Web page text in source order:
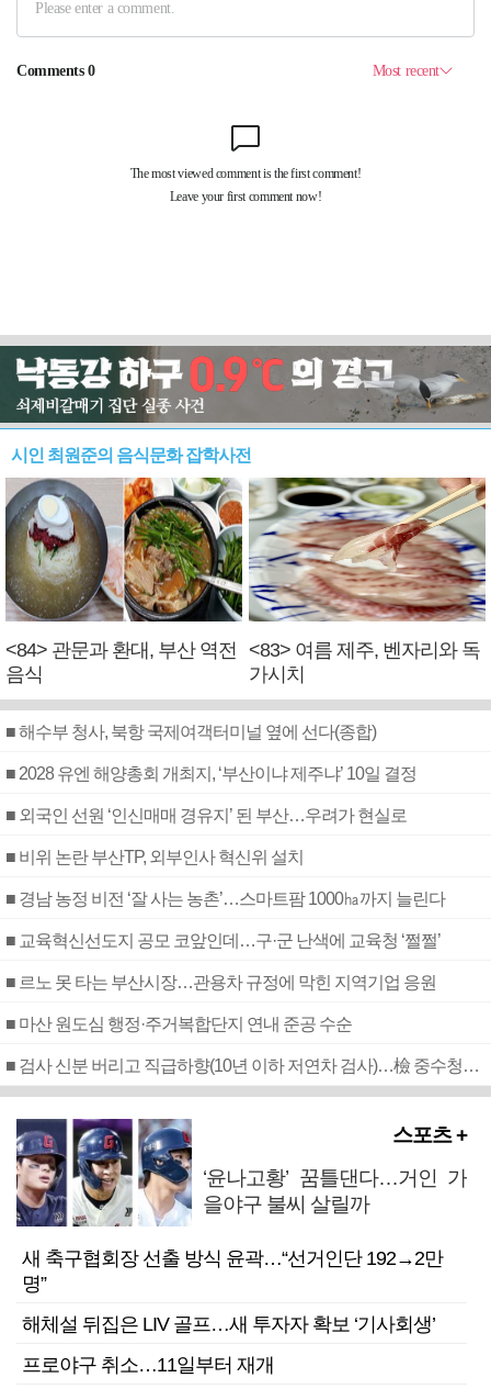
시인 최원준의 음식문화 잡학사전
<84> 관문과 환대, 부산 역전
음식
<83> 여름 제주, 벤자리와 독
가시치
■ 해수부 청사, 북항 국제여객터미널 옆에 선다(종합)
■ 2028 유엔 해양총회 개최지, ‘부산이냐 제주냐’ 10일 결정
■ 외국인 선원 ‘인신매매 경유지’ 된 부산…우려가 현실로
■ 비위 논란 부산TP, 외부인사 혁신위 설치
■ 경남 농정 비전 ‘잘 사는 농촌’…스마트팜 1000㏊까지 늘린다
■ 교육혁신선도지 공모 코앞인데…구·군 난색에 교육청 ‘쩔쩔’
■ 르노 못 타는 부산시장…관용차 규정에 막힌 지역기업 응원
■ 마산 원도심 행정·주거복합단지 연내 준공 수순
■ 검사 신분 버리고 직급하향(10년 이하 저연차 검사)…檢 중수청행 기피
스포츠 +
‘윤나고황’ 꿈틀댄다…거인 가
을야구 불씨 살릴까
새 축구협회장 선출 방식 윤곽…“선거인단 192→2만
명”
해체설 뒤집은 LIV 골프…새 투자자 확보 ‘기사회생’
프로야구 취소…11일부터 재개